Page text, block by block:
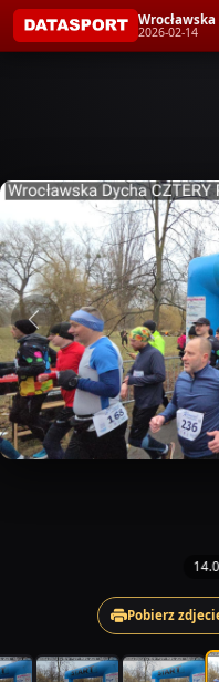
2026-02-14
Pobierz